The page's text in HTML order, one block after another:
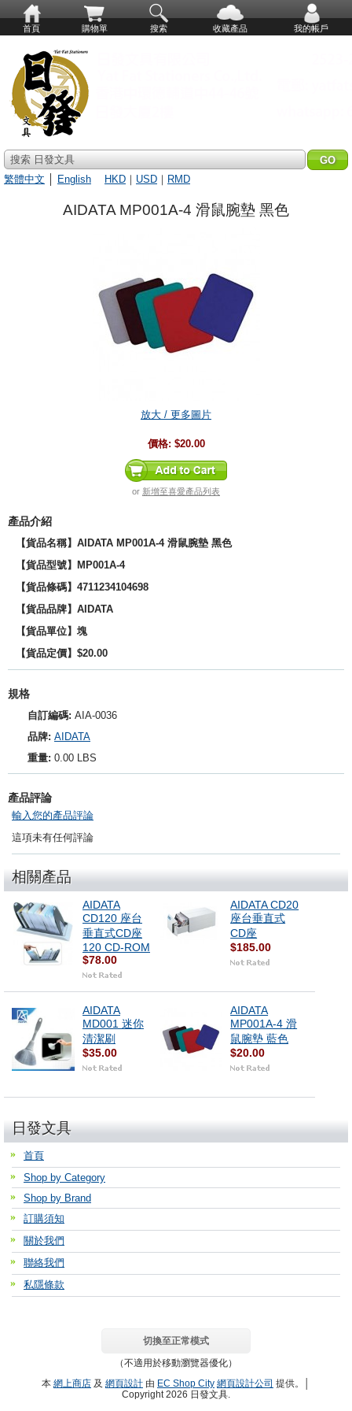
首頁 購物單 搜索 收藏產品 我的帳戶
搜索 日發文具
繁體中文
English HKD ｜ USD ｜ RMD
AIDATA MP001A-4 滑鼠腕墊 黑色
放大 / 更多圖片
價格: $20.00
or 新增至喜愛產品列表
產品介紹
【貨品名稱】AIDATA MP001A-4 滑鼠腕墊 黑色
【貨品型號】
MP001A-4
【貨品條碼】4711234104698
【貨品品牌】 AIDATA
【貨品單位】塊
【貨品定價】$20.00
規格
自訂編碼: AIA-0036
品牌: AIDATA
重量: 0.00 LBS
產品評論
輸入您的產品評論
這項未有任何評論
相關產品
AIDATA
CD120 座台
垂直式CD座
120 CD-ROM
$78.00
AIDATA CD20
座台垂直式
CD座
$185.00
AIDATA
MD001 迷你
清潔刷
$35.00
AIDATA
MP001A-4 滑
鼠腕墊 藍色
$20.00
日發文具
首頁
Shop by Category
Shop by Brand
訂購須知
關於我們
聯絡我們
私隱條款
切換至正常模式
（不適用於移動瀏覽器優化）
本 網上商店 及 網頁設計 由 EC Shop City 網頁設計公司 提供。│
Copyright 2026 日發文具.